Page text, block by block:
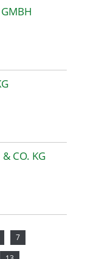
CO. KG
7